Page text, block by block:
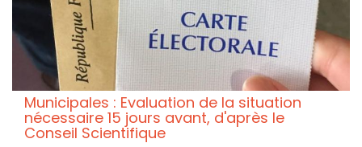
Municipales : Evaluation de la situation
nécessaire 15 jours avant, d'après le
Conseil Scientifique